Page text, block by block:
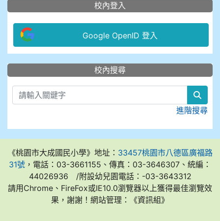
校內登入
Google OpenID 登入
::: 校內搜尋
進階搜尋
《桃園市大成國民小學》地址： 33457桃園市八德區廣福路
31號 ，電話：03-3661155、傳真：03-3646307、統編：
44026936 /附設幼兒園電話：-03-3643312
請用Chrome、FireFox或IE10.0瀏覽器以上獲得最佳瀏覽效
果，謝謝！網站管理：《資訊組》